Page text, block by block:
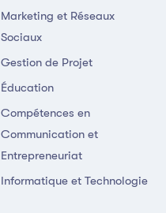
Marketing et Réseaux
Sociaux
Gestion de Projet
Éducation
Compétences en
Communication et
Entrepreneuriat
Informatique et Technologie